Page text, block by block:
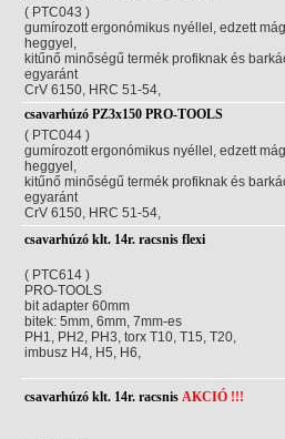
( PTC043 )
gumírozott ergonómikus nyéllel, edzett
heggyel,
kitűnő minőségű termék profiknak és
egyaránt
CrV 6150, HRC 51-54,
csavarhúzó PZ3x150 PRO-TOOLS
( PTC044 )
gumírozott ergonómikus nyéllel, edzett
heggyel,
kitűnő minőségű termék profiknak és
egyaránt
CrV 6150, HRC 51-54,
csavarhúzó klt. 14r. racsnis flexi
( PTC614 )
PRO-TOOLS
bit adapter 60mm
bitek: 5mm, 6mm, 7mm-es
PH1, PH2, PH3, torx T10, T15, T20,
imbusz H4, H5, H6,
csavarhúzó klt. 14r. racsnis AKCIÓ !!!